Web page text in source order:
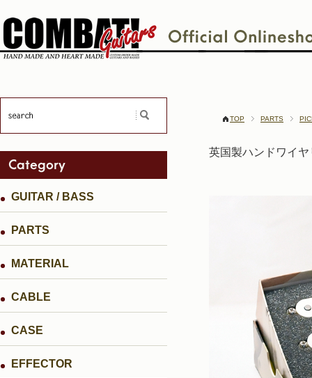
TOP PARTS
英国製ハンドワイ
GUITAR / BASS
PARTS
MATERIAL
CABLE
CASE
EFFECTOR